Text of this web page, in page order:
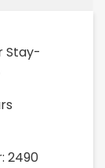
Stay-
2490